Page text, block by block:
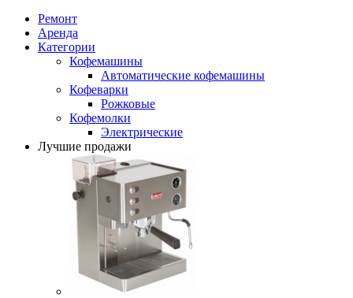
Ремонт
Аренда
Категории
Кофемашины
Автоматические кофемашины
Кофеварки
Рожковые
Кофемолки
Электрические
Лучшие продажи